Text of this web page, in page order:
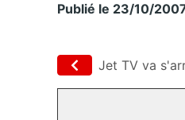
Publié le 23/10/
Jet TV va